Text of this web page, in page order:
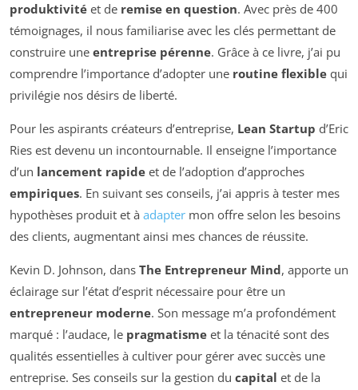
produktivité et de remise en question. Avec près de 400
témoignages, il nous familiarise avec les clés permettant de
construire une entreprise pérenne. Grâce à ce livre, j’ai pu
comprendre l’importance d’adopter une routine flexible qui
privilégie nos désirs de liberté.
Pour les aspirants créateurs d’entreprise, Lean Startup d’Eric
Ries est devenu un incontournable. Il enseigne l’importance
d’un lancement rapide et de l’adoption d’approches
empiriques. En suivant ses conseils, j’ai appris à tester mes
hypothèses produit et à adapter mon offre selon les besoins
des clients, augmentant ainsi mes chances de réussite.
Kevin D. Johnson, dans The Entrepreneur Mind, apporte un
éclairage sur l’état d’esprit nécessaire pour être un
entrepreneur moderne. Son message m’a profondément
marqué : l’audace, le pragmatisme et la ténacité sont des
qualités essentielles à cultiver pour gérer avec succès une
entreprise. Ses conseils sur la gestion du capital et de la